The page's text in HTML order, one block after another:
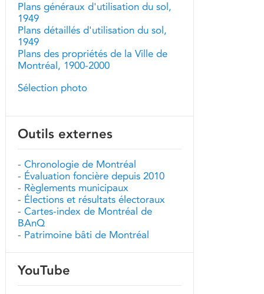
Plans généraux d'utilisation du sol,
1949
Plans détaillés d'utilisation du sol,
1949
Plans des propriétés de la Ville de
Montréal, 1900-2000
Sélection photo
Outils externes
- Chronologie de Montréal
- Évaluation foncière depuis 2010
- Règlements municipaux
- Élections et résultats électoraux
- Cartes-index de Montréal de
BAnQ
- Patrimoine bâti de Montréal
YouTube